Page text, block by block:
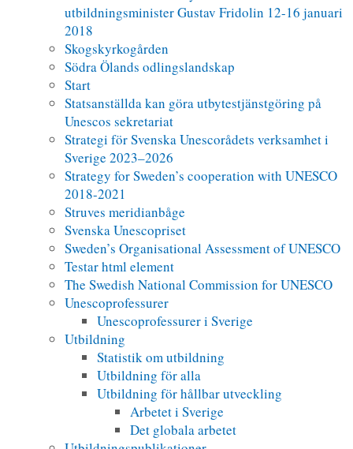
utbildningsminister Gustav Fridolin 12-16 januari
2018
Skogskyrkogården
Södra Ölands odlingslandskap
Start
Statsanställda kan göra utbytestjänstgöring på
Unescos sekretariat
Strategi för Svenska Unescorådets verksamhet i
Sverige 2023–2026
Strategy for Sweden’s cooperation with UNESCO
2018-2021
Struves meridianbåge
Svenska Unescopriset
Sweden’s Organisational Assessment of UNESCO
Testar html element
The Swedish National Commission for UNESCO
Unescoprofessurer
Unescoprofessurer i Sverige
Utbildning
Statistik om utbildning
Utbildning för alla
Utbildning för hållbar utveckling
Arbetet i Sverige
Det globala arbetet